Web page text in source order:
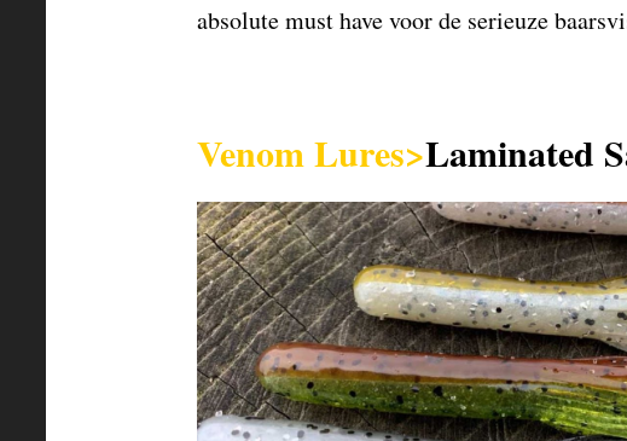
absolute must have voor de serieuze
Venom Lures>Laminated